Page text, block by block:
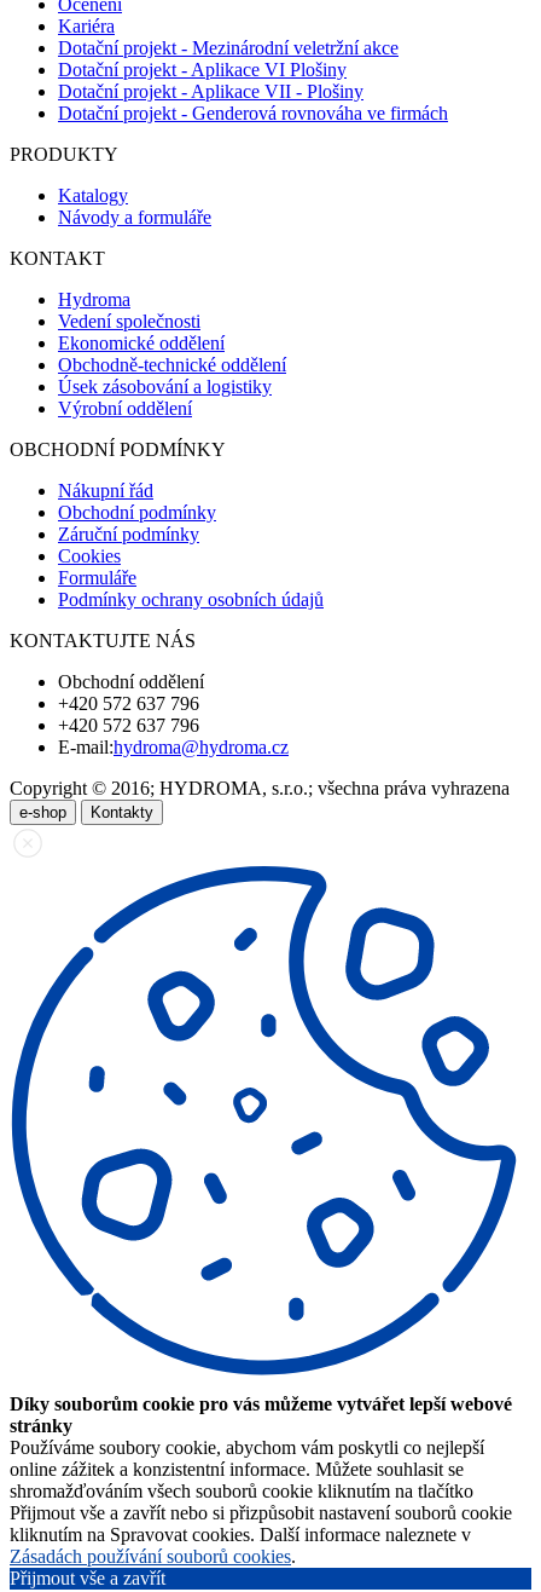
Kariéra
Dotační projekt - Mezinárodní veletržní akce
Dotační projekt - Aplikace VI Plošiny
Dotační projekt - Aplikace VII - Plošiny
Dotační projekt - Genderová rovnováha ve firmách
PRODUKTY
Katalogy
Návody a formuláře
KONTAKT
Hydroma
Vedení společnosti
Ekonomické oddělení
Obchodně-technické oddělení
Úsek zásobování a logistiky
Výrobní oddělení
OBCHODNÍ PODMÍNKY
Nákupní řád
Obchodní podmínky
Záruční podmínky
Cookies
Formuláře
Podmínky ochrany osobních údajů
KONTAKTUJTE NÁS
Obchodní oddělení
+420 572 637 796
+420 572 637 796
E-mail:hydroma@hydroma.cz
Copyright © 2016; HYDROMA, s.r.o.; všechna práva vyhrazena
e-shop Kontakty
Díky souborům cookie pro vás můžeme vytvářet lepší webové
stránky
Používáme soubory cookie, abychom vám poskytli co nejlepší
online zážitek a konzistentní informace. Můžete souhlasit se
shromažďováním všech souborů cookie kliknutím na tlačítko
Přijmout vše a zavřít nebo si přizpůsobit nastavení souborů cookie
kliknutím na Spravovat cookies. Další informace naleznete v
Zásadách používání souborů cookies.
Přijmout vše a zavřít